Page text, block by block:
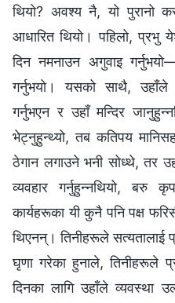
थियो? अवश्य नै, यो पुरानो
आधारित थियो। पहिलो, प्रभु
दिन नमनाउन अगुवाइ
गर्नुभयो। यसको साथै, उहाँले
गर्नुभएन र उहाँ मन्दिर
भेट्नुहुन्थ्यो, तब कतिपय
ठेगान लगाउने भनी सोध्थे, तर
व्यवहार गर्नुहुन्‍नथियो, बरु
कार्यहरूका यी कुनै पनि पक्ष
थिएनन्। तिनीहरूले सत्यतालाई
घृणा गरेका हुनाले, तिनीहरूले
दिनका लागि उहाँले व्यवस्था